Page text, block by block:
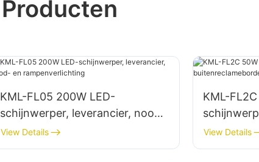
KML-FL05 200W LED-
schijnwerper, leverancier, nood-
en rampenverlichting
View Details
KML-
View Details